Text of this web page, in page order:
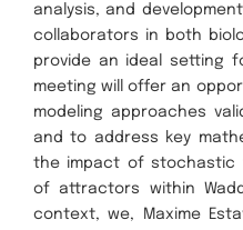
analysis, and
collaborators in both
provide an ideal setting
meeting will offer an
modeling approaches
and to address key
the impact of stochastic
of attractors within
context, we, Maxime